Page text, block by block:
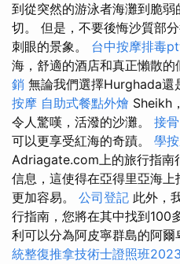
到從突然的游泳者海灘到脆
切。 但是，不要後悔沙質部
刺眼的景象。 台中按摩排毒
海，舒適的酒店和真正懶散的
銷 無論我們選擇Hurghada還
按摩 自助式餐點外燴 Sheikh
令人驚嘆，活潑的沙灘。 接骨
可以更享受紅海的奇蹟。 學
Adriagate.com上的旅行指南
信息，這使得在亞得里亞海
更加容易。 公司登記 此外，
行指南，您將在其中找到100
利可以分為阿皮寧群島的阿爾
統整復推拿技術士證照班2023